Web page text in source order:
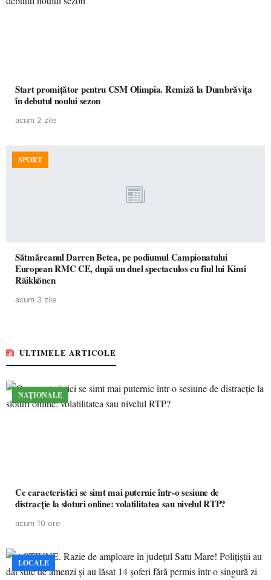
Start promițător pentru CSM Olimpia. Remiză la Dumbrăvița
în debutul noului sezon
acum 2 zile
SPORT
Sătmăreanul Darren Betea, pe podiumul Campionatului
European RMC CE, după un duel spectaculos cu fiul lui Kimi
Räikkönen
acum 3 zile
ULTIMELE ARTICOLE
NAȚIONALE
Ce caracteristici se simt mai puternic într-o sesiune de
distracție la sloturi online: volatilitatea sau nivelul RTP?
acum 10 ore
LOCALE